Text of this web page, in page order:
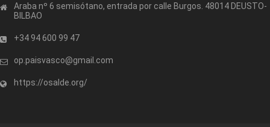
Araba nº 6 semisótano, entrada por calle Burgos. 48014 DEUSTO-
BILBAO
+34 94 600 99 47
op.paisvasco@gmail.com
https://osalde.org/